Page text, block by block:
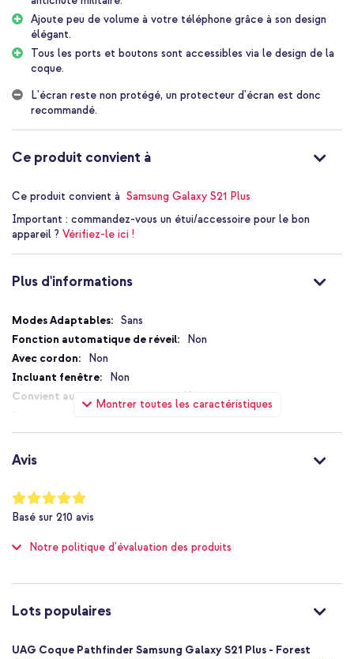
pas facilement de votre main. La coque arrière est conforme aux
normes militaires de test de chute MIL-STD-810G.
Design d'armure
La coque est conçue sur mesure pour votre smartphone et
s'adapte parfaitement à l'appareil. Toutes les découpes et les
boutons sont intégrés dans la coque. Les ports sont entièrement
accessibles et tous les boutons sont faciles à utiliser. Le logo
La coque arrière Pathfinder fonctionne également avec le
Pourquoi la coque arrière UAG Pathfinder ?
Look robuste et élégant pour votre téléphone
Les côtés antidérapants offrent une adhérence supplémentaire
chute
Facile à fixer et léger
cette coque arrière UAG Pathfinder !
associez cette coque arrière à un protecteur d'écran.
Ajoute peu de volume à votre téléphone grâce à son design
élégant.
Tous les ports et boutons sont accessibles via le design de la
coque.
L'écran reste non protégé, un protecteur d'écran est donc
recommandé.
Ce produit convient à
Ce produit convient à Samsung Galaxy S21 Plus
Important : commandez-vous un étui/accessoire pour le bon
appareil ? Vérifiez-le ici !
Plus d'informations
Montrer toutes les caractéristiques
Plus
d'informations
Sans
Non
Non
Non
Non
Non
Non
Non
812451039245
212827117271
Avis
Notation:
98
%
of
Basé sur 210 avis
Notre politique d'évaluation des produits
Lots populaires
UAG Coque Pathfinder Samsung Galaxy S21 Plus - Forest